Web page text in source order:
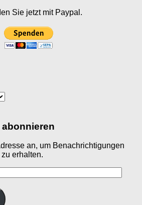
Sie jetzt mit Paypal.
abonnieren
an, um Benachrichtigungen
erhalten.